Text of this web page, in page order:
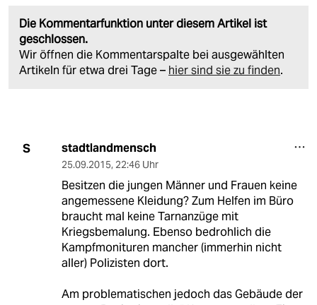
Die Kommentarfunktion unter diesem Artikel ist
geschlossen.
Wir öffnen die Kommentarspalte bei ausgewählten
Artikeln für etwa drei Tage – hier sind sie zu finden.
S stadtlandmensch
25.09.2015, 22:46 Uhr
Besitzen die jungen Männer und Frauen keine
angemessene Kleidung? Zum Helfen im Büro
braucht mal keine Tarnanzüge mit
Kriegsbemalung. Ebenso bedrohlich die
Kampfmonituren mancher (immerhin nicht
aller) Polizisten dort.
Am problematischen jedoch das Gebäude der